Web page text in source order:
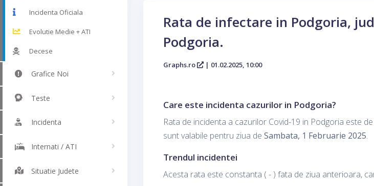
Incidenta Oficiala
Evolutie Medie + ATI
Decese
Grafice Noi
Teste
Incidenta
Internati / ATI
Situatie Judete
Rata de infectare in Podgoria,
Podgoria.
Graphs.ro | 01.02.2025, 10:00
Care este incidenta cazurilor in Podgoria?
Rata de incidenta a cazurilor Covid-19 in Podgoria este de
sunt valabile pentru ziua de Sambata, 1 Februarie 2025.
Trendul incidentei
Acesta rata este constanta ( - ) fata de ziua anterioara,